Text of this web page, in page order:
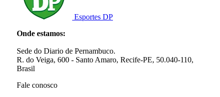
Esportes DP
Onde estamos:
Sede do Diario de Pernambuco.
R. do Veiga, 600 - Santo Amaro, Recife-PE, 50.040-110,
Brasil
Fale conosco